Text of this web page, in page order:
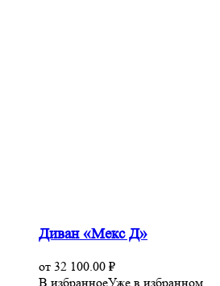
Диван «Мекс Д»
от 32 100.00 ₽
В избранноеУже в избранном